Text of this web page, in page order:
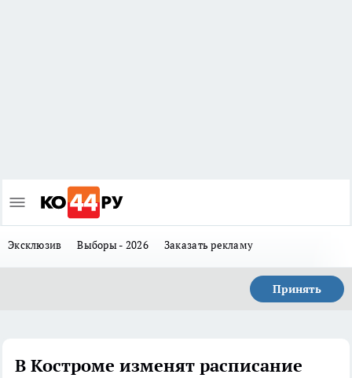
Эксклюзив Выборы - 2026 Заказать рекламу
Принять
В Костроме изменят расписание